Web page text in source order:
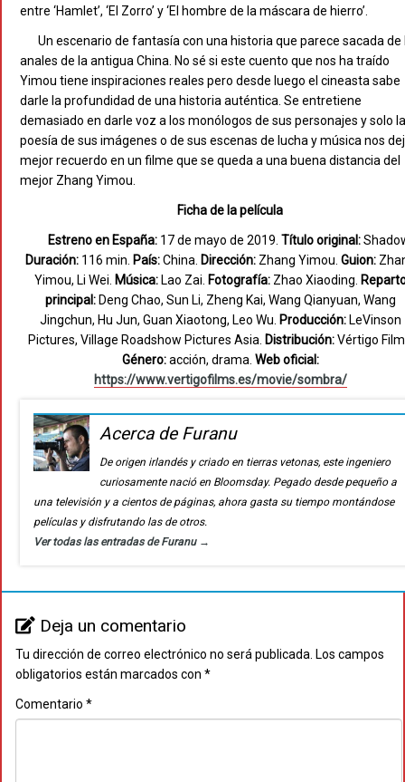
entre ‘Hamlet’, ‘El Zorro’ y ‘El hombre de la máscara de hierro’.
Un escenario de fantasía con una historia que parece sacada de
anales de la antigua China. No sé si este cuento que nos ha traído
Yimou tiene inspiraciones reales pero desde luego el cineasta sabe
darle la profundidad de una historia auténtica. Se entretiene
demasiado en darle voz a los monólogos de sus personajes y solo la
poesía de sus imágenes o de sus escenas de lucha y música nos
mejor recuerdo en un filme que se queda a una buena distancia del
mejor Zhang Yimou.
Ficha de la película
Estreno en España:17 de mayo de 2019. Título original:
Duración: 116 min. País:China. Dirección: Zhang Yimou. Guion:
Yimou, Li Wei. Música: Lao Zai. Fotografía: Zhao Xiaoding.
principal: Deng Chao, Sun Li, Zheng Kai, Wang Qianyuan, Wang
Jingchun, Hu Jun, Guan Xiaotong, Leo Wu. Producción: LeVinson
Pictures, Village Roadshow Pictures Asia. Distribución:Vértigo
Género:acción, drama. Web oficial:
https://www.vertigofilms.es/movie/sombra/
Acerca de Furanu
De origen irlandés y criado en tierras vetonas, este ingeniero
curiosamente nació en Bloomsday. Pegado desde pequeño a
una televisión y a cientos de páginas, ahora gasta su tiempo montándose
películas y disfrutando las de otros.
Ver todas las entradas de Furanu →
Deja un comentario
Tu dirección de correo electrónico no será publicada. Los campos
obligatorios están marcados con *
Comentario *